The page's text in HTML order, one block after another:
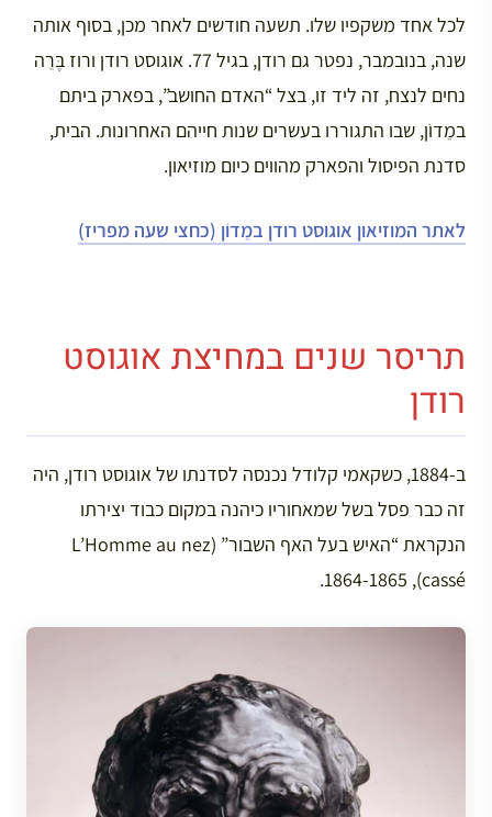
לכל אחד משקפיו שלו. תשעה חודשים לאחר מכן, בסוף אותה
שנה, בנובמבר, נפטר גם רודן, בגיל 77. אוגוסט רודן ורוז בֶּרֵה
נחים לנצח, זה ליד זו, בצל “האדם החושב”, בפארק ביתם
במֵדוֹן, שבו התגוררו בעשרים שנות חייהם האחרונות. הבית,
סדנת הפיסול והפארק מהווים כיום מוזיאון.
לאתר המוזיאון אוגוסט רודן במֵדוֹן (כחצי שעה מפריז)
תריסר שנים במחיצת אוגוסט
רודן
ב-1884, כשקאמי קלודל נכנסה לסדנתו של אוגוסט רודן, היה
זה כבר פסל בשל שמאחוריו כיהנה במקום כבוד יצירתו
הנקראת “האיש בעל האף השבור” (L’Homme au nez
cassé), 1864-1865.